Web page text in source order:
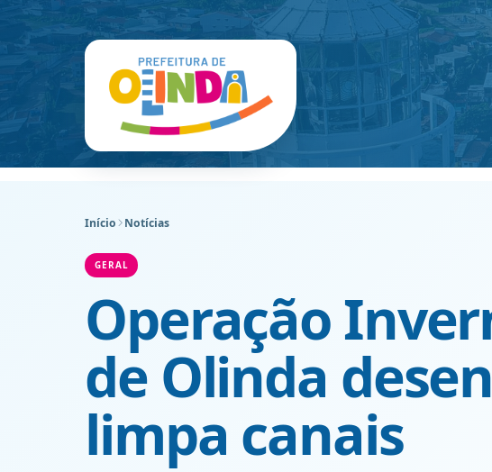
Início Notícias
GERAL
Operação
de Olinda
limpa canais